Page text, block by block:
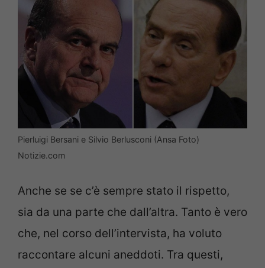
Pierluigi Bersani e Silvio Berlusconi (Ansa Foto)
Notizie.com
Anche se se c’è sempre stato il rispetto,
sia da una parte che dall’altra. Tanto è vero
che, nel corso dell’intervista, ha voluto
raccontare alcuni aneddoti. Tra questi,